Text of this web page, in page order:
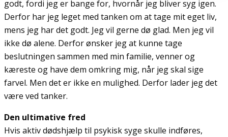
godt, fordi jeg er bange for, hvornår jeg bliver syg igen.
Derfor har jeg leget med tanken om at tage mit eget liv,
mens jeg har det godt. Jeg vil gerne dø glad. Men jeg vil
ikke dø alene. Derfor ønsker jeg at kunne tage
beslutningen sammen med min familie, venner og
kæreste og have dem omkring mig, når jeg skal sige
farvel. Men det er ikke en mulighed. Derfor lader jeg det
være ved tanker.
Den ultimative fred
Hvis aktiv dødshjælp til psykisk syge skulle indføres,